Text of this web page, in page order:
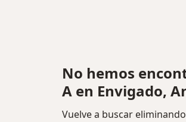
No hemos
A en Envigado,
Vuelve a buscar